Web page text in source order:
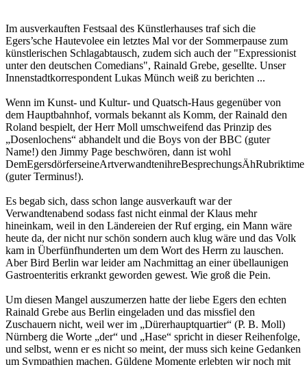
Im ausverkauften Festsaal des Künstlerhauses traf sich die
Egers’sche Hautevolee ein letztes Mal vor der Sommerpause zum
künstlerischen Schlagabtausch, zudem sich auch der "Expressionist
unter den deutschen Comedians", Rainald Grebe, gesellte. Unser
Innenstadtkorrespondent Lukas Münch weiß zu berichten ...
Wenn im Kunst- und Kultur- und Quatsch-Haus gegenüber von
dem Hauptbahnhof, vormals bekannt als Komm, der Rainald den
Roland bespielt, der Herr Moll umschweifend das Prinzip des
„Dosenlochens“ abhandelt und die Boys von der BBC (guter
Name!) den Jimmy Page beschwören, dann ist wohl
DemEgersdörferseineArtverwandtenihreBesprechungsÄhRubriktime
(guter Terminus!).
Es begab sich, dass schon lange ausverkauft war der
Verwandtenabend sodass fast nicht einmal der Klaus mehr
hineinkam, weil in den Ländereien der Ruf erging, ein Mann wäre
heute da, der nicht nur schön sondern auch klug wäre und das Volk
kam in Überfünfhunderten um dem Wort des Herrn zu lauschen.
Aber Bird Berlin war leider am Nachmittag an einer übellaunigen
Gastroenteritis erkrankt geworden gewest. Wie groß die Pein.
Um diesen Mangel auszumerzen hatte der liebe Egers den echten
Rainald Grebe aus Berlin eingeladen und das missfiel den
Zuschauern nicht, weil wer im „Dürerhauptquartier“ (P. B. Moll)
Nürnberg die Worte „der“ und „Hase“ spricht in dieser Reihenfolge,
und selbst, wenn er es nicht so meint, der muss sich keine Gedanken
um Sympathien machen. Güldene Momente erlebten wir noch mit